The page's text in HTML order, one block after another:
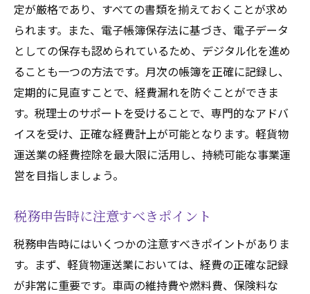
定が厳格であり、すべての書類を揃えておくことが求め
られます。また、電子帳簿保存法に基づき、電子データ
としての保存も認められているため、デジタル化を進め
ることも一つの方法です。月次の帳簿を正確に記録し、
定期的に見直すことで、経費漏れを防ぐことができま
す。税理士のサポートを受けることで、専門的なアドバ
イスを受け、正確な経費計上が可能となります。軽貨物
運送業の経費控除を最大限に活用し、持続可能な事業運
営を目指しましょう。
税務申告時に注意すべきポイント
税務申告時にはいくつかの注意すべきポイントがありま
す。まず、軽貨物運送業においては、経費の正確な記録
が非常に重要です。車両の維持費や燃料費、保険料な